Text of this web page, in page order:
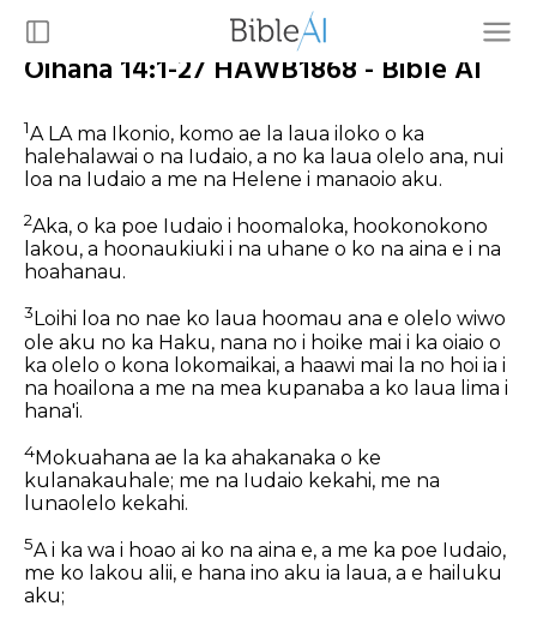
Oihana 14:1-27 HAWB1868 - Bible AI
1A LA ma Ikonio, komo ae la laua iloko o ka
halehalawai o na Iudaio, a no ka laua olelo ana, nui
loa na Iudaio a me na Helene i manaoio aku.
2Aka, o ka poe Iudaio i hoomaloka, hookonokono
lakou, a hoonaukiuki i na uhane o ko na aina e i na
hoahanau.
3 Loihi loa no nae ko laua hoomau ana e olelo wiwo
ole aku no ka Haku, nana no i hoike mai i ka oiaio o
ka olelo o kona lokomaikai, a haawi mai la no hoi ia i
na hoailona a me na mea kupanaba a ko laua lima i
hana'i.
4Mokuahana ae la ka ahakanaka o ke
kulanakauhale; me na Iudaio kekahi, me na
lunaolelo kekahi.
5A i ka wa i hoao ai ko na aina e, a me ka poe Iudaio,
me ko lakou alii, e hana ino aku ia laua, a e hailuku
aku;